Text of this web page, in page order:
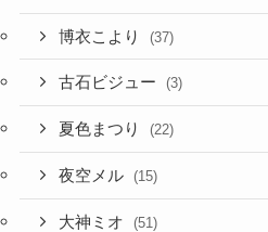
博衣こより (37)
古石ビジュー (3)
夏色まつり (22)
夜空メル (15)
大神ミオ (51)